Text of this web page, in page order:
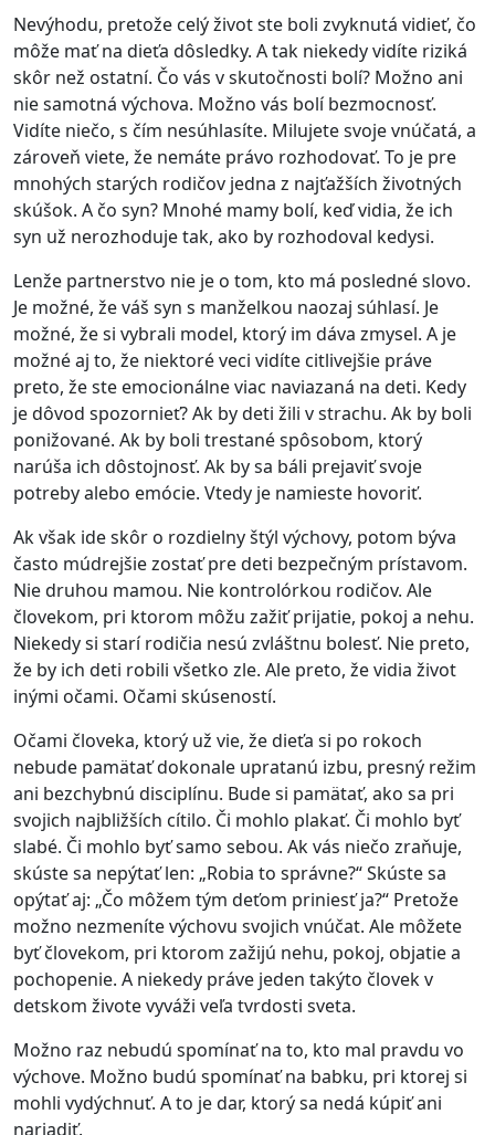
Nevýhodu, pretože celý život ste boli zvyknutá vidieť, čo
môže mať na dieťa dôsledky. A tak niekedy vidíte riziká
skôr než ostatní. Čo vás v skutočnosti bolí? Možno ani
nie samotná výchova. Možno vás bolí bezmocnosť.
Vidíte niečo, s čím nesúhlasíte. Milujete svoje vnúčatá, a
zároveň viete, že nemáte právo rozhodovať. To je pre
mnohých starých rodičov jedna z najťažších životných
skúšok. A čo syn? Mnohé mamy bolí, keď vidia, že ich
syn už nerozhoduje tak, ako by rozhodoval kedysi.
Lenže partnerstvo nie je o tom, kto má posledné slovo.
Je možné, že váš syn s manželkou naozaj súhlasí. Je
možné, že si vybrali model, ktorý im dáva zmysel. A je
možné aj to, že niektoré veci vidíte citlivejšie práve
preto, že ste emocionálne viac naviazaná na deti. Kedy
je dôvod spozornieť? Ak by deti žili v strachu. Ak by boli
ponižované. Ak by boli trestané spôsobom, ktorý
narúša ich dôstojnosť. Ak by sa báli prejaviť svoje
potreby alebo emócie. Vtedy je namieste hovoriť.
Ak však ide skôr o rozdielny štýl výchovy, potom býva
často múdrejšie zostať pre deti bezpečným prístavom.
Nie druhou mamou. Nie kontrolórkou rodičov. Ale
človekom, pri ktorom môžu zažiť prijatie, pokoj a nehu.
Niekedy si starí rodičia nesú zvláštnu bolesť. Nie preto,
že by ich deti robili všetko zle. Ale preto, že vidia život
inými očami. Očami skúseností.
Očami človeka, ktorý už vie, že dieťa si po rokoch
nebude pamätať dokonale upratanú izbu, presný režim
ani bezchybnú disciplínu. Bude si pamätať, ako sa pri
svojich najbližších cítilo. Či mohlo plakať. Či mohlo byť
slabé. Či mohlo byť samo sebou. Ak vás niečo zraňuje,
skúste sa nepýtať len: „Robia to správne?“ Skúste sa
opýtať aj: „Čo môžem tým deťom priniesť ja?“ Pretože
možno nezmeníte výchovu svojich vnúčat. Ale môžete
byť človekom, pri ktorom zažijú nehu, pokoj, objatie a
pochopenie. A niekedy práve jeden takýto človek v
detskom živote vyváži veľa tvrdosti sveta.
Možno raz nebudú spomínať na to, kto mal pravdu vo
výchove. Možno budú spomínať na babku, pri ktorej si
mohli vydýchnuť. A to je dar, ktorý sa nedá kúpiť ani
nariadiť.